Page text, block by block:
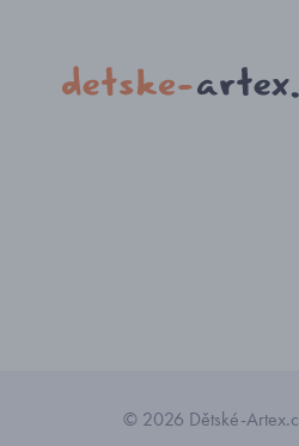
© 2026 Dětské-